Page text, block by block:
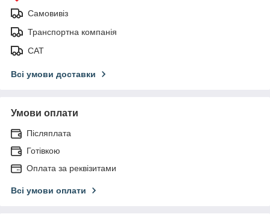
Самовивіз
Транспортна компанія
САТ
Всі умови доставки
Умови оплати
Післяплата
Готівкою
Оплата за реквізитами
Всі умови оплати